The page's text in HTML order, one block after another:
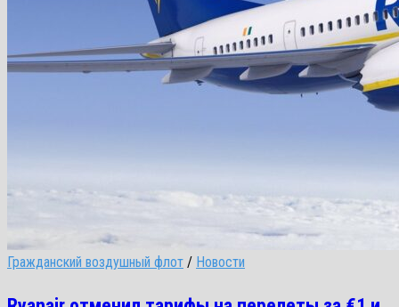
Гражданский воздушный флот / Новости